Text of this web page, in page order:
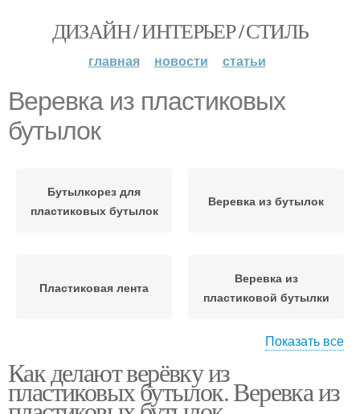
ДИЗАЙН / ИНТЕРЬЕР / СТИЛЬ
главная новости статьи
Веревка из пластиковых
бутылок
Бутылкорез для
пластиковых бутылок
Веревка из бутылок
Пластиковая лента
Веревка из
пластиковой бутылки
бутылок
канцелярского ножа
Показать все
Как делают верёвку из
пластиковых бутылок. Веревка из